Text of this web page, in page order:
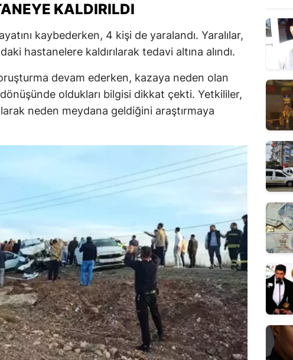
KALDIRILDI
kaybederken, 4 kişi de yaralandı. Yaralılar,
hastanelere kaldırılarak tedavi altına alındı.
devam ederken, kazaya neden olan
oldukları bilgisi dikkat çekti. Yetkililer,
neden meydana geldiğini araştırmaya